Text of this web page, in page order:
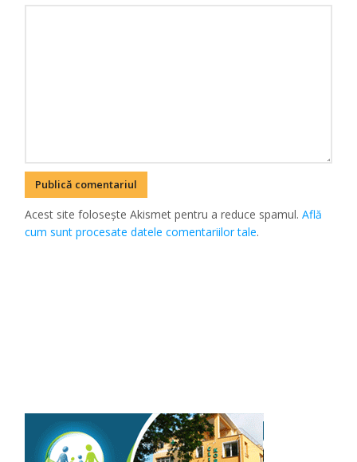
Acest site folosește Akismet pentru a reduce spamul.Află
cum sunt procesate datele comentariilor tale.